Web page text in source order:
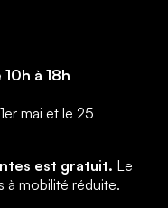
à 18h
mai et le 25
est gratuit. Le
à mobilité réduite.